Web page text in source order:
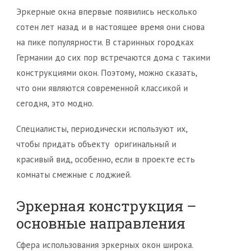
Эркерные окна впервые появились несколько
сотен лет назад и в настоящее время они снова
на пике популярности. В старинных городках
Германии до сих пор встречаются дома с такими
конструкциями окон. Поэтому, можно сказать,
что они являются современной классикой и
сегодня, это модно.
Специалисты, периодически используют их,
чтобы придать объекту оригинальный и
красивый вид, особенно, если в проекте есть
комнаты смежные с лоджией.
Эркерная конструкция –
основные направления
Сфера использования эркерных окон широка.